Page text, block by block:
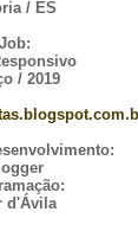
/ ES
/ 2019
d'Ávila